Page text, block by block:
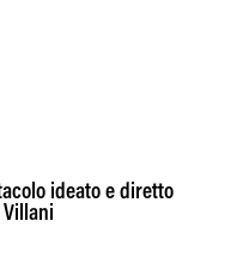
ideato e diretto